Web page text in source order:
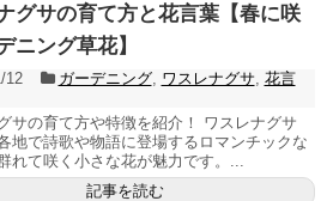
グサの育て方と花言葉【春に咲
ニング草花】
12 ガーデニング, ワスレナグサ, 花言
サの育て方や特徴を紹介！ ワスレナグサ
地で詩歌や物語に登場するロマンチックな
れて咲く小さな花が魅力です。...
記事を読む